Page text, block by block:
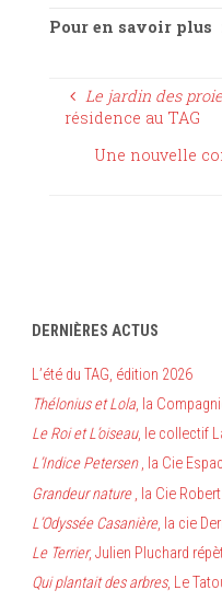
Pour en savoir plus
Le jardin des
résidence au TAG
Une nouvelle
DERNIÈRES ACTUS
L’été du TAG, édition 2026
Thélonius et Lola, la
Le Roi et L’oiseau, le collectif
L’Indice Petersen, la Cie
Grandeur nature, la Cie
L’Odyssée Casanière, la cie
Le Terrier, Julien Pluchard
Qui plantait des arbres, Le